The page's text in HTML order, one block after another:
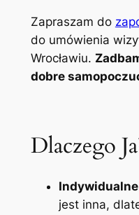
Zapraszam do
do umówienia
Wrocławiu.
dobre
Dlaczego
jest inna,